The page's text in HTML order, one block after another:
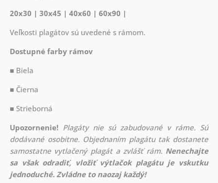
20x30 | 30x45 | 40x60 | 60x90 |
Veľkosti plagátov sú uvedené s rámom.
Dostupné farby rámov
■ Biela
■ Čierna
■ Strieborná
Upozornenie! Plagáty nie sú zabudované v ráme. Sú
dodávané osobitne. Objednaním plagátu tak dostanete
samostatne vytlačený plagát a zvlášť rám. Nenechajte
sa však odradiť, vložiť výtlačok plagátu je vskutku
jednoduché. Zvládne to naozaj každý!